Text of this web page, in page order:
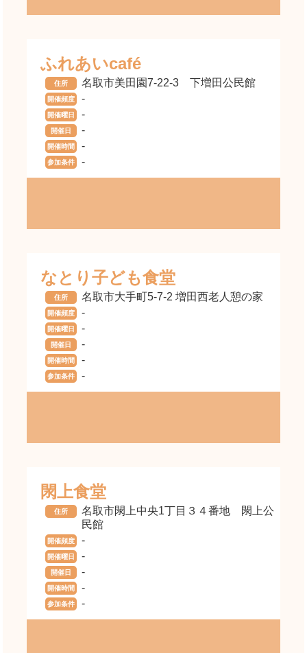
ふれあいcafé
住所 名取市美田園7-22-3 下増田公民館
開催頻度 -
開催曜日 -
開催日 -
開催時間 -
参加条件 -
なとり子ども食堂
住所 名取市大手町5-7-2 増田西老人憩の家
開催頻度 -
開催曜日 -
開催日 -
開催時間 -
参加条件 -
閖上食堂
住所
名取市閖上中央1丁目３４番地 閖上公
民館
開催頻度 -
開催曜日 -
開催日 -
開催時間 -
参加条件 -